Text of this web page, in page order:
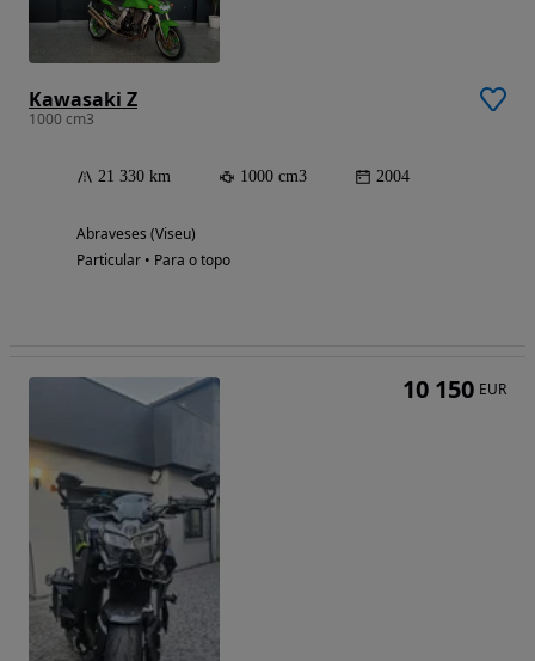
Kawasaki Z
1000 cm3
21 330 km 1000 cm3 2004
Abraveses (Viseu)
Particular • Para o topo
10 150 EUR